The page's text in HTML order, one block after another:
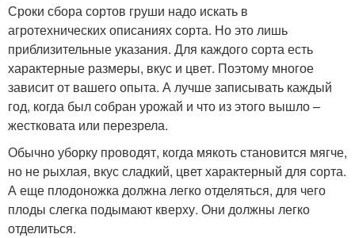
Сроки сбора сортов груши надо искать в
агротехнических описаниях сорта. Но это лишь
приблизительные указания. Для каждого сорта есть
характерные размеры, вкус и цвет. Поэтому многое
зависит от вашего опыта. А лучше записывать каждый
год, когда был собран урожай и что из этого вышло –
жестковата или перезрела.
Обычно уборку проводят, когда мякоть становится мягче,
но не рыхлая, вкус сладкий, цвет характерный для сорта.
А еще плодоножка должна легко отделяться, для чего
плоды слегка подымают кверху. Они должны легко
отделиться.